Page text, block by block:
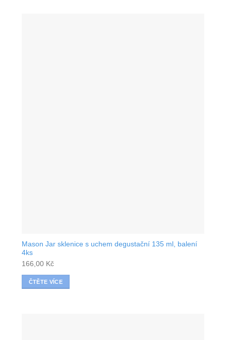
Mason Jar sklenice s uchem degustační 135 ml, balení
4ks
166,00 Kč
ČTĚTE VÍCE